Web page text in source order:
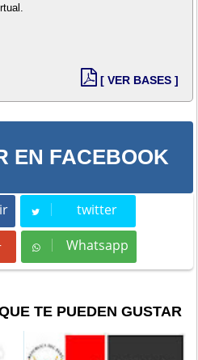
[ VER BASES ]
EN FACEBOOK
twitter
Tweet
Whatsapp
Whatsapp
TE PUEDEN GUSTAR